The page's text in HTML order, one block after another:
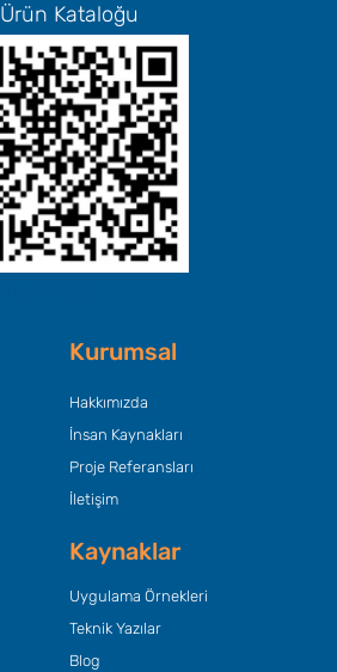
Ürün Kataloğu
Kurumsal
Hakkımızda
İnsan Kaynakları
Proje Referansları
İletişim
Kaynaklar
Uygulama Örnekleri
Teknik Yazılar
Blog